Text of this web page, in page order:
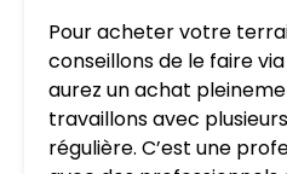
Pour acheter votre
conseillons de le faire
aurez un achat
travaillons avec
régulière. C’est une